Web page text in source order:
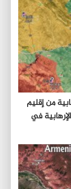
من إقليم
في